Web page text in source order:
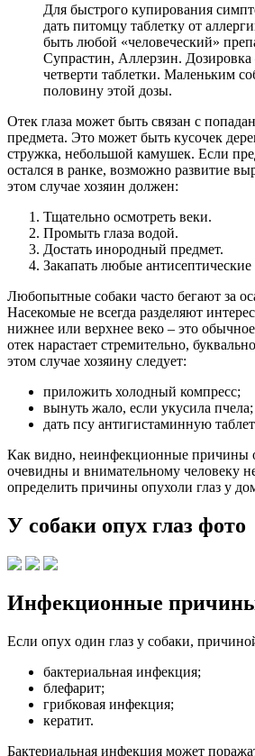
Для быстрого купирования
дать питомцу таблетку от
быть любой «человеческий»
Супрастин, Аллерзин.
четверти таблетки. Маленьким
половину этой дозы.
Отек глаза может быть связан с
предмета. Это может быть кусочек
стружка, небольшой камушек. Если
остался в ранке, возможно развитие
этом случае хозяин должен:
Тщательно осмотреть веки.
Промыть глаза водой.
Достать инородный предмет.
Закапать любые антисептические
Любопытные собаки часто бегают за
Насекомые не всегда разделяют
нижнее или верхнее веко – это
отек нарастает стремительно,
этом случае хозяину следует:
приложить холодный компресс;
вынуть жало, если укусила пчела;
дать псу антигистаминную
Как видно, неинфекционные причины
очевидны и внимательному человеку
определить причины опухоли глаз у
У собаки опух глаз фото
Инфекционные
Если опух один глаз у собаки,
бактериальная инфекция;
блефарит;
грибковая инфекция;
кератит.
Бактериальная инфекция может